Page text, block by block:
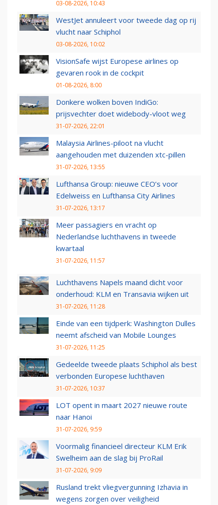
03-08-2026, 10:43
WestJet annuleert voor tweede dag op rij
vlucht naar Schiphol
03-08-2026, 10:02
VisionSafe wijst Europese airlines op
gevaren rook in de cockpit
01-08-2026, 8:00
Donkere wolken boven IndiGo:
prijsvechter doet widebody-vloot weg
31-07-2026, 22:01
Malaysia Airlines-piloot na vlucht
aangehouden met duizenden xtc-pillen
31-07-2026, 13:55
Lufthansa Group: nieuwe CEO’s voor
Edelweiss en Lufthansa City Airlines
31-07-2026, 13:17
Meer passagiers en vracht op
Nederlandse luchthavens in tweede
kwartaal
31-07-2026, 11:57
Luchthavens Napels maand dicht voor
onderhoud: KLM en Transavia wijken uit
31-07-2026, 11:28
Einde van een tijdperk: Washington Dulles
neemt afscheid van Mobile Lounges
31-07-2026, 11:25
Gedeelde tweede plaats Schiphol als best
verbonden Europese luchthaven
31-07-2026, 10:37
LOT opent in maart 2027 nieuwe route
naar Hanoi
31-07-2026, 9:59
Voormalig financieel directeur KLM Erik
Swelheim aan de slag bij ProRail
31-07-2026, 9:09
Rusland trekt vliegvergunning Izhavia in
wegens zorgen over veiligheid